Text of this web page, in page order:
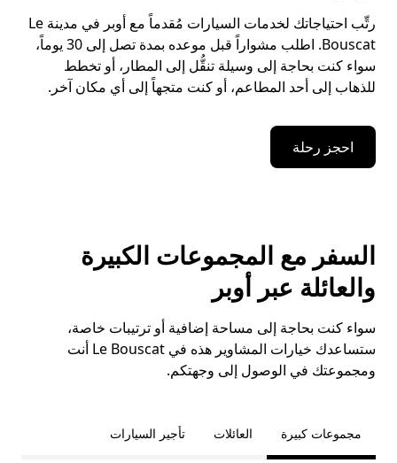
رتِّب احتياجاتك لخدمات السيارات مُقدماً مع أوبر في مدينة Le
Bouscat. اطلب مشواراً قبل موعده بمدة تصل إلى 30 يوماً،
سواء كنت بحاجة إلى وسيلة تنقُّل إلى المطار، أو تخطط
للذهاب إلى أحد المطاعم، أو كنت متجهاً إلى أي مكان آخر.
احجز رحلة
السفر مع المجموعات الكبيرة
والعائلة عبر أوبر
سواء كنت بحاجة إلى مساحة إضافية أو ترتيبات خاصة،
ستساعدك خيارات المشاوير هذه في Le Bouscat أنت
ومجموعتك في الوصول إلى وجهتكم.
مجموعات كبيرة العائلات تأجير السيارات